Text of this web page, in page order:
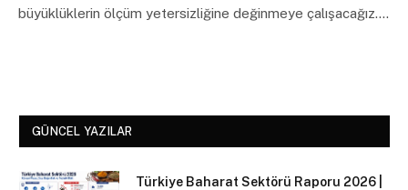
büyüklüklerin ölçüm yetersizliğine değinmeye çalışacağız.…
GÜNCEL YAZILAR
Türkiye Baharat Sektörü Raporu 2026 |